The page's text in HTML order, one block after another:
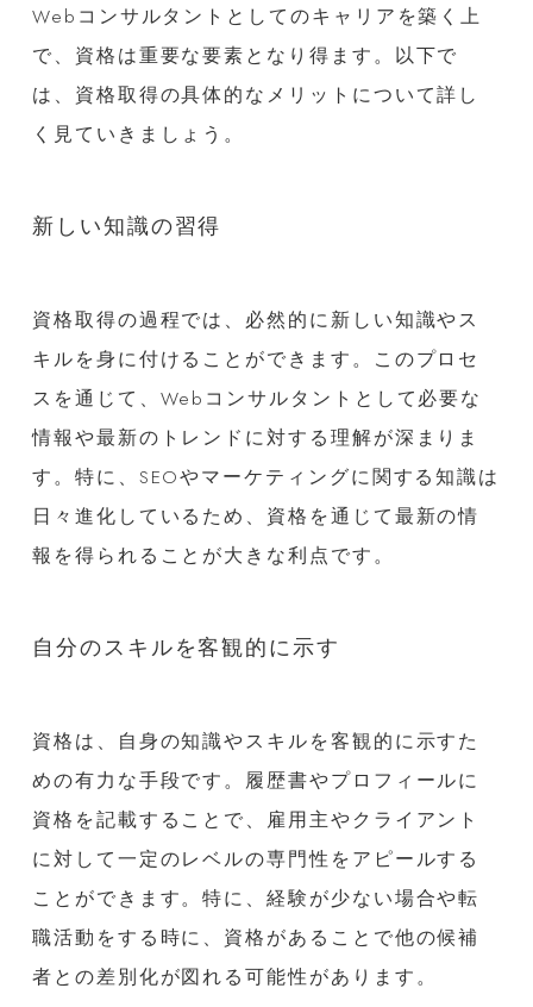
Webコンサルタントとしてのキャリアを築く上
で、資格は重要な要素となり得ます。以下で
は、資格取得の具体的なメリットについて詳し
く見ていきましょう。
新しい知識の習得
資格取得の過程では、必然的に新しい知識やス
キルを身に付けることができます。このプロセ
スを通じて、Webコンサルタントとして必要な
情報や最新のトレンドに対する理解が深まりま
す。特に、SEOやマーケティングに関する知識は
日々進化しているため、資格を通じて最新の情
報を得られることが大きな利点です。
自分のスキルを客観的に示す
資格は、自身の知識やスキルを客観的に示すた
めの有力な手段です。履歴書やプロフィールに
資格を記載することで、雇用主やクライアント
に対して一定のレベルの専門性をアピールする
ことができます。特に、経験が少ない場合や転
職活動をする時に、資格があることで他の候補
者との差別化が図れる可能性があります。